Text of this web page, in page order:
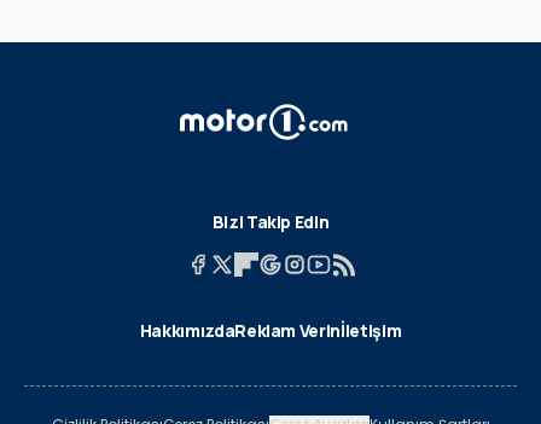
Bizi Takip Edin
HakkımızdaReklam Verinİletişim